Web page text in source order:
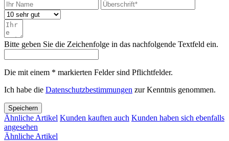
Bitte geben Sie die Zeichenfolge in das nachfolgende Textfeld ein.
Die mit einem * markierten Felder sind Pflichtfelder.
Ich habe die Datenschutzbestimmungen zur Kenntnis genommen.
Speichern
Ähnliche Artikel Kunden kauften auch Kunden haben sich ebenfalls
angesehen
Ähnliche Artikel